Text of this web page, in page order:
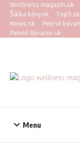
Preskočiť na obsah
Wellness magazín.sk
Šálka kávy.sk
Top5.sk
News.sk
Pekné
Pekné Bývanie.sk
Menu